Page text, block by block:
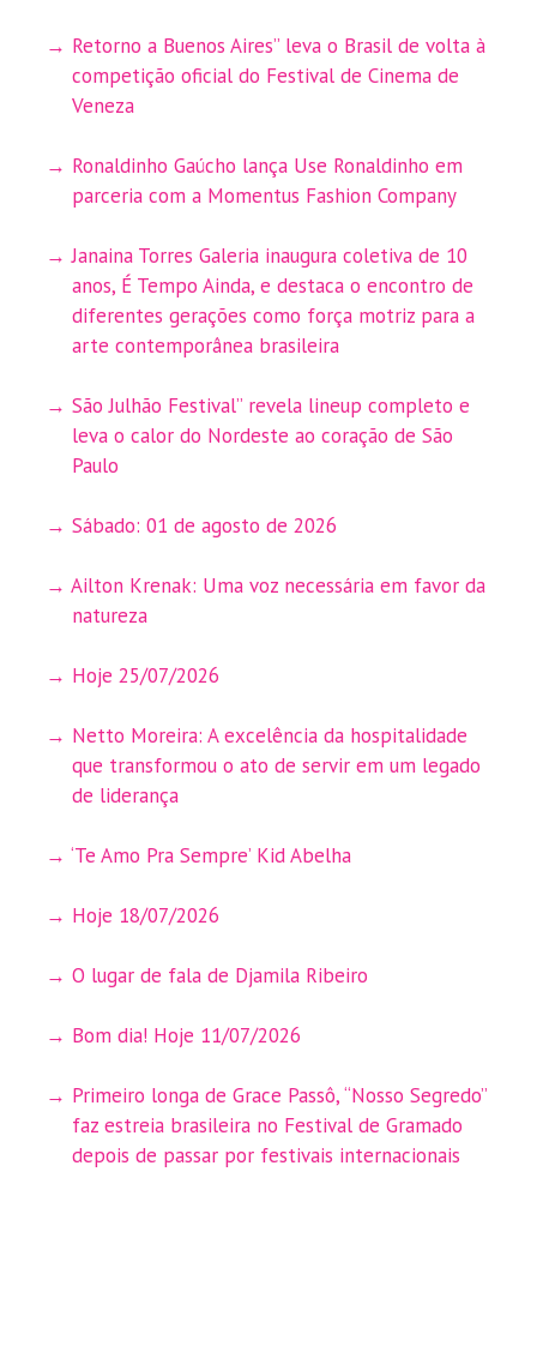
Retorno a Buenos Aires” leva o Brasil de volta à
competição oficial do Festival de Cinema de
Veneza
Ronaldinho Gaúcho lança Use Ronaldinho em
parceria com a Momentus Fashion Company
Janaina Torres Galeria inaugura coletiva de 10
anos, É Tempo Ainda, e destaca o encontro de
diferentes gerações como força motriz para a
arte contemporânea brasileira
São Julhão Festival” revela lineup completo e
leva o calor do Nordeste ao coração de São
Paulo
Sábado: 01 de agosto de 2026
Ailton Krenak: Uma voz necessária em favor da
natureza
Hoje 25/07/2026
Netto Moreira: A excelência da hospitalidade
que transformou o ato de servir em um legado
de liderança
‘Te Amo Pra Sempre’ Kid Abelha
Hoje 18/07/2026
O lugar de fala de Djamila Ribeiro
Bom dia! Hoje 11/07/2026
Primeiro longa de Grace Passô, “Nosso Segredo”
faz estreia brasileira no Festival de Gramado
depois de passar por festivais internacionais